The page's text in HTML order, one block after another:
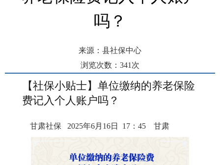
吗？
来源：县社保中心
浏览次数： 341 次
发布时间： 2025-06-17 15:04
【社保小贴士】单位缴纳的养老保险
费记入个人账户吗？
甘肃社保 2025年6月16日 17：45 甘肃